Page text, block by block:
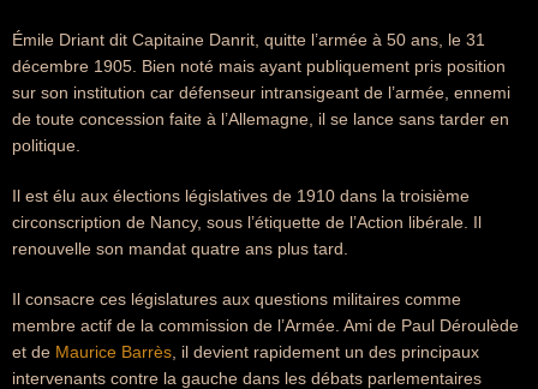
Émile Driant dit Capitaine Danrit, quitte l’armée à 50 ans, le 31
décembre 1905. Bien noté mais ayant publiquement pris position
sur son institution car défenseur intransigeant de l’armée, ennemi
de toute concession faite à l’Allemagne, il se lance sans tarder en
politique.
Il est élu aux élections législatives de 1910 dans la troisième
circonscription de Nancy, sous l’étiquette de l’Action libérale. Il
renouvelle son mandat quatre ans plus tard.
Il consacre ces législatures aux questions militaires comme
membre actif de la commission de l’Armée. Ami de Paul Déroulède
et de Maurice Barrès , il devient rapidement un des principaux
intervenants contre la gauche dans les débats parlementaires